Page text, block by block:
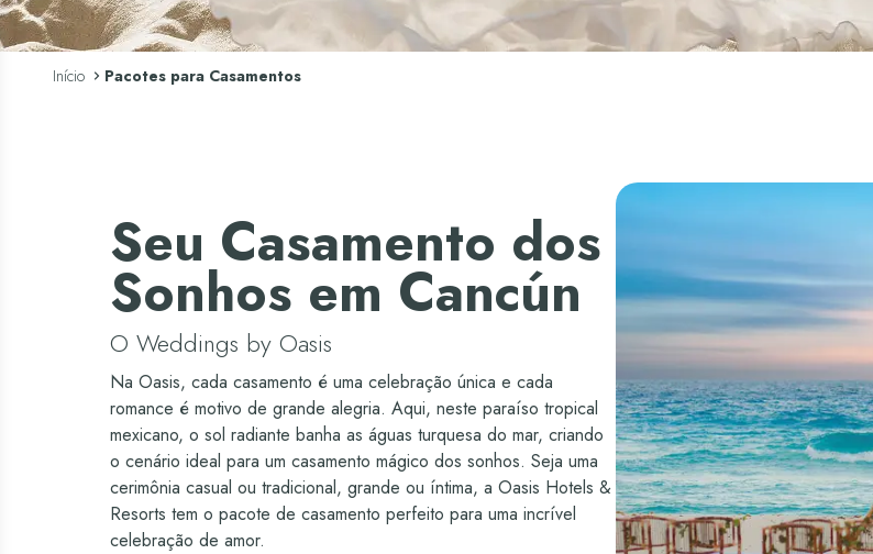
Início Pacotes para Casamentos
Seu Casamento dos
Sonhos em Cancún
O Weddings by Oasis
Na Oasis, cada casamento é uma celebração única e cada
romance é motivo de grande alegria. Aqui, neste paraíso tropical
mexicano, o sol radiante banha as águas turquesa do mar, criando
o cenário ideal para um casamento mágico dos sonhos. Seja uma
cerimônia casual ou tradicional, grande ou íntima, a Oasis Hotels &
Resorts tem o pacote de casamento perfeito para uma incrível
celebração de amor.